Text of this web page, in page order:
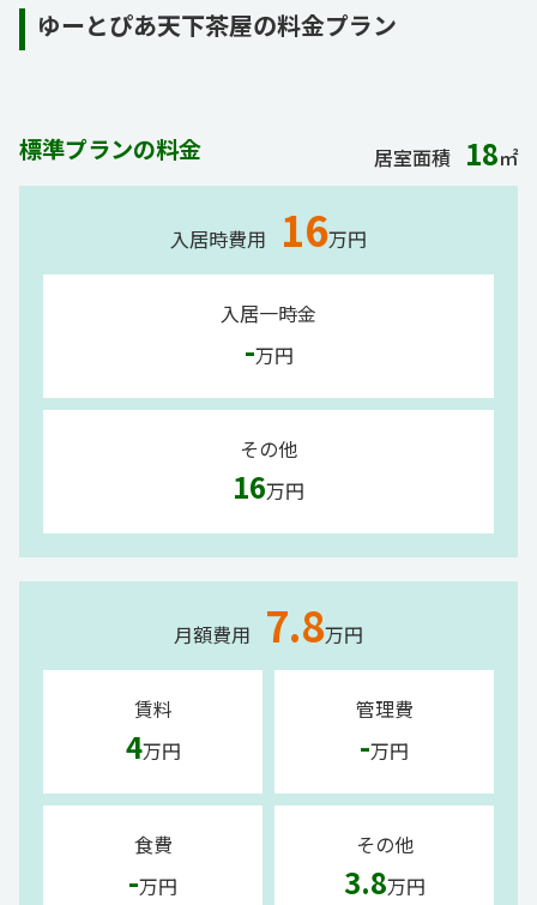
ゆーとぴあ天下茶屋の料金プラン
標準プランの料金 居室面積 18㎡
入居時費用 16万円
入居一時金
-万円
その他
16万円
月額費用 7.8万円
賃料
4万円
管理費
-万円
食費
-万円
その他
3.8万円